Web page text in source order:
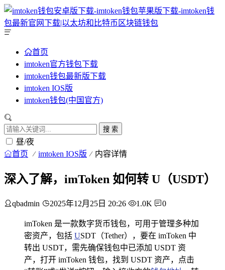
首页
imtoken官方钱包下载
imtoken钱包最新版下载
imtoken IOS版
imtoken钱包(中国官方)
搜 索
昼/夜
首页 imtoken IOS版 内容详情
深入了解，imToken 如何转 U（USDT）
qbadmin 2025年12月25日 20:26 1.0K 0
imToken 是一款数字货币钱包，可用于管理多种加
密资产，包括 USDT（Tether），要在 imToken 中
转出 USDT，需先确保钱包中已添加 USDT 资
产，打开 imToken 钱包，找到 USDT 资产，点击